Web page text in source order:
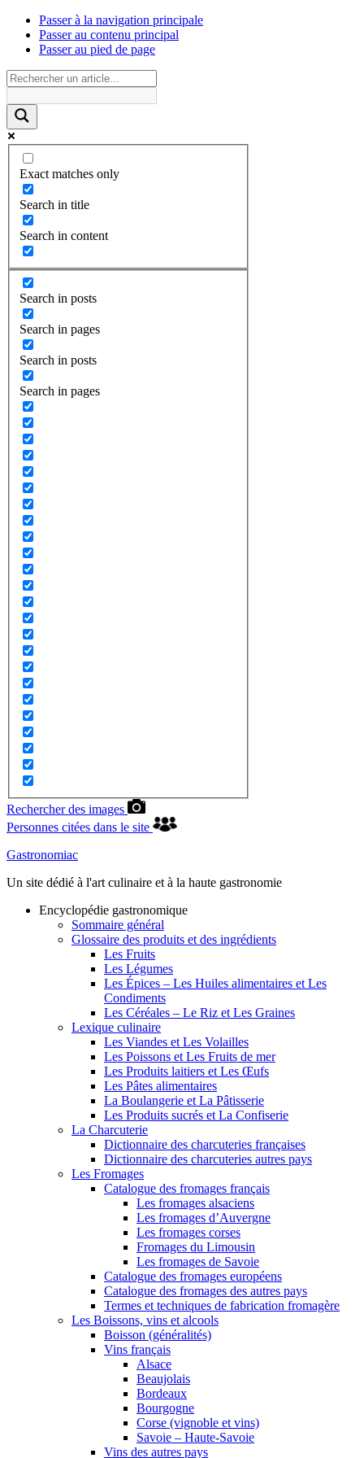
Passer à la navigation principale
Passer au contenu principal
Passer au pied de page
Exact matches only
Search in title
Search in content
Search in posts
Search in pages
Search in posts
Search in pages
Rechercher des images
Personnes citées dans le site
Gastronomiac
Un site dédié à l'art culinaire et à la haute gastronomie
Encyclopédie gastronomique
Sommaire général
Glossaire des produits et des ingrédients
Les Fruits
Les Légumes
Les Épices – Les Huiles alimentaires et Les
Condiments
Les Céréales – Le Riz et Les Graines
Lexique culinaire
Les Viandes et Les Volailles
Les Poissons et Les Fruits de mer
Les Produits laitiers et Les Œufs
Les Pâtes alimentaires
La Boulangerie et La Pâtisserie
Les Produits sucrés et La Confiserie
La Charcuterie
Dictionnaire des charcuteries françaises
Dictionnaire des charcuteries autres pays
Les Fromages
Catalogue des fromages français
Les fromages alsaciens
Les fromages d’Auvergne
Les fromages corses
Fromages du Limousin
Les fromages de Savoie
Catalogue des fromages européens
Catalogue des fromages des autres pays
Termes et techniques de fabrication fromagère
Les Boissons, vins et alcools
Boisson (généralités)
Vins français
Alsace
Beaujolais
Bordeaux
Bourgogne
Corse (vignoble et vins)
Savoie – Haute-Savoie
Vins des autres pays